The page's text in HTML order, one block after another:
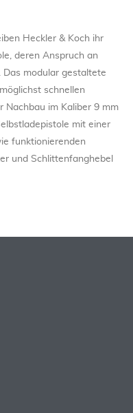
Heckler & Koch ihr
deren Anspruch an
Das modular gestaltete
schnellen
Nachbau im Kaliber 9 mm
mit einer
funktionierenden
und Schlittenfanghebel